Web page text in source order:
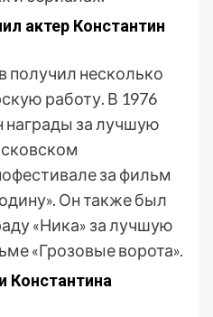
актер Константин
получил несколько
работу. В 1976
награды за лучшую
за фильм
Он также был
«Ника» за лучшую
«Грозовые ворота».
Константина